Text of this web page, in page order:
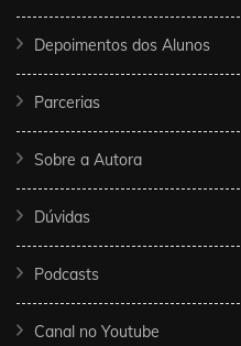
Depoimentos dos Alunos
Parcerias
Sobre a Autora
Dúvidas
Podcasts
Canal no Youtube